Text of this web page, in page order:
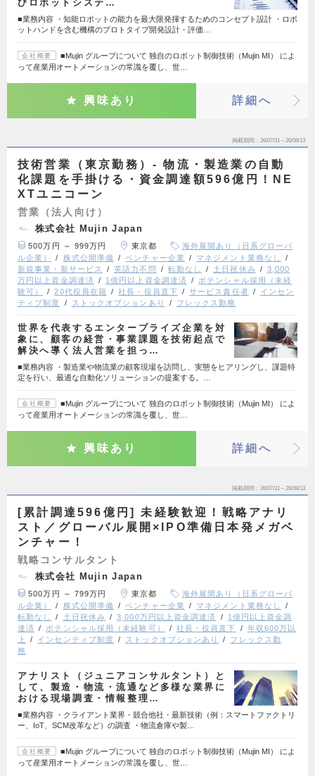
びロボットシステ…
■業務内容 ・知能ロボットの能力を最大限発揮するためのコンセプト設計 ・ロボ
ットハンドを含む機構のプロトタイプ開発設計・評価…
会社概要
■Mujin グループについて 独自のロボット制御技術（Mujin MI） によ
って産業用オートメーションの常識を覆し、世…
興味あり 詳細へ
掲載期間 26/07/31～26/08/13
技術営業（東京勤務）- 物流・製造業の自動
化課題を手掛ける・資金調達額596億円！NE
XTユニコーン
営業（法人向け）
株式会社 Mujin Japan
500万円 ～ 999万円 東京都
海外展開あり（日系グローバ
ル企業）
株式公開準備 ベンチャー企業
マネジメント業務なし
新規事業・新サービス
英語力不問 転勤なし 土日祝休み
3,000
万円以上資金調達済
1億円以上資金調達済
ポテンシャル採用（未経
験可）
20代役員在籍 社長・役員直下 サービス責任者
インセン
ティブ制度
ストックオプションあり フレックス勤務
世界を代表するエンタープライズ企業を対
象に、顧客の経営・事業課題を技術起点で
解決へ導く法人営業を担っ…
■業務内容 ・製造業や物流業の顧客現場を訪問し、実態をヒアリングし、課題特
定を行い、最適な自動化ソリューションの提案する。…
会社概要
■Mujin グループについて 独自のロボット制御技術（Mujin MI） によ
って産業用オートメーションの常識を覆し、世…
興味あり 詳細へ
掲載期間 26/07/31～26/08/13
[累計調達596億円] 未経験歓迎！戦略アナリ
スト／グローバル展開×IPO準備日本発メガベ
ンチャー！
戦略コンサルタント
株式会社 Mujin Japan
500万円 ～ 799万円 東京都
海外展開あり（日系グローバ
ル企業）
株式公開準備 ベンチャー企業
マネジメント業務なし
転勤なし
土日祝休み 3,000万円以上資金調達済
1億円以上資金調
達済
ポテンシャル採用（未経験可） 社長・役員直下
年収600万以
上
インセンティブ制度 ストックオプションあり
フレックス勤
務
アナリスト（ジュニアコンサルタント）と
して、製造・物流・流通など多様な業界に
おける現場調査・情報整理…
■業務内容 ・クライアント業界・競合他社・最新技術（例：スマートファクトリ
ー、IoT、SCM改革など）の調査 ・物流倉庫や製…
会社概要
■Mujin グループについて 独自のロボット制御技術（Mujin MI） によ
って産業用オートメーションの常識を覆し、世…